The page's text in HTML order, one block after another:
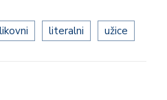
likovni literalni užice